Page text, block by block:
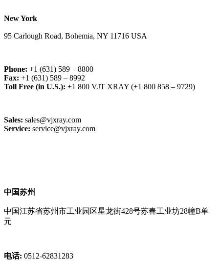
New York
95 Carlough Road, Bohemia, NY 11716 USA
Phone: +1 (631) 589 – 8800
Fax: +1 (631) 589 – 8992
Toll Free (in U.S.): +1 800 VJT XRAY (+1 800 858 – 9729)
Sales: sales@vjxray.com
Service: service@vjxray.com
中国苏州
中国江苏省苏州市工业园区星龙街428号苏春工业坊28幢B单
元
电话: 0512-62831283